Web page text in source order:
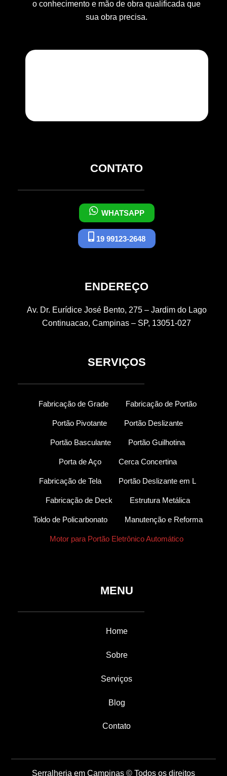
o conhecimento e mão de obra qualificada que
sua obra precisa.
CONTATO
WHATSAPP
19 99123-2648
ENDEREÇO
Av. Dr. Eurídice José Bento, 275 – Jardim do Lago
Continuacao, Campinas – SP, 13051-027
SERVIÇOS
Fabricação de Grade Fabricação de Portão
Portão Pivotante Portão Deslizante
Portão Basculante Portão Guilhotina
Porta de Aço Cerca Concertina
Fabricação de Tela Portão Deslizante em L
Fabricação de Deck Estrutura Metálica
Toldo de Policarbonato Manutenção e Reforma
Motor para Portão Eletrônico Automático
MENU
Home
Sobre
Serviços
Blog
Contato
Serralheria em Campinas © Todos os direitos